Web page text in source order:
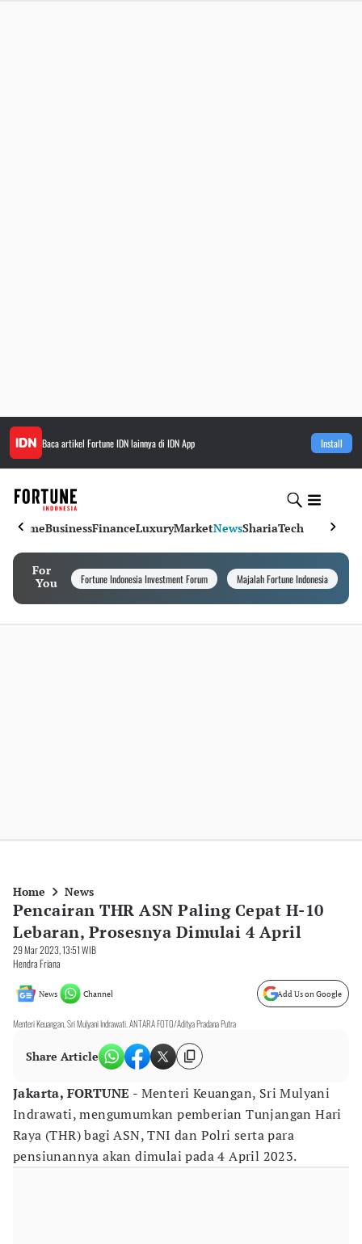
Baca artikel Fortune IDNlainnya di IDN App Install
HomeBusinessFinanceLuxuryMarketNewsShariaTech
For
You
Fortune Indonesia Investment Forum Majalah Fortune Indonesia
Home News
Pencairan THR ASN Paling Cepat H-10
Lebaran, Prosesnya Dimulai 4 April
29 Mar 2023, 13:51 WIB
Hendra Friana
News Channel Add Us on Google
Menteri Keuangan, Sri Mulyani Indrawati. ANTARA FOTO/Aditya Pradana Putra
Share Article
Jakarta, FORTUNE - Menteri Keuangan, Sri Mulyani
Indrawati, mengumumkan pemberian Tunjangan Hari
Raya (THR) bagi ASN, TNI dan Polri serta para
pensiunannya akan dimulai pada 4 April 2023.